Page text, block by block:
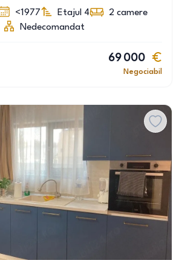
<1977 Etajul 4 2 camere
Nedecomandat
69 000
Negociabil